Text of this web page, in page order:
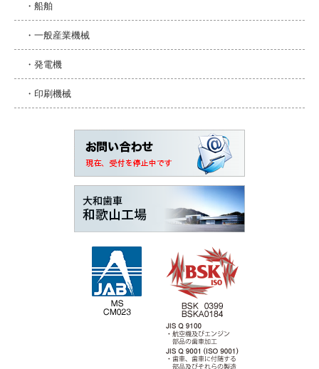
・船舶
・一般産業機械
・発電機
・印刷機械